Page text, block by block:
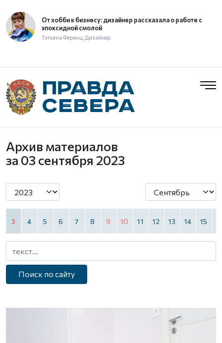
От хобби к бизнесу: дизайнер рассказала о работе с
эпоксидной смолой
Татьяна Ференц, Дизайнер
Архив материалов
за 03 сентября 2023
3 4 5 6 7 8 9 10 11 12 13 14 15
Поиск по сайту